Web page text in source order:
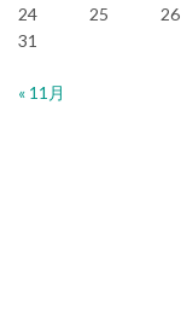
24
25 26
31
« 11月